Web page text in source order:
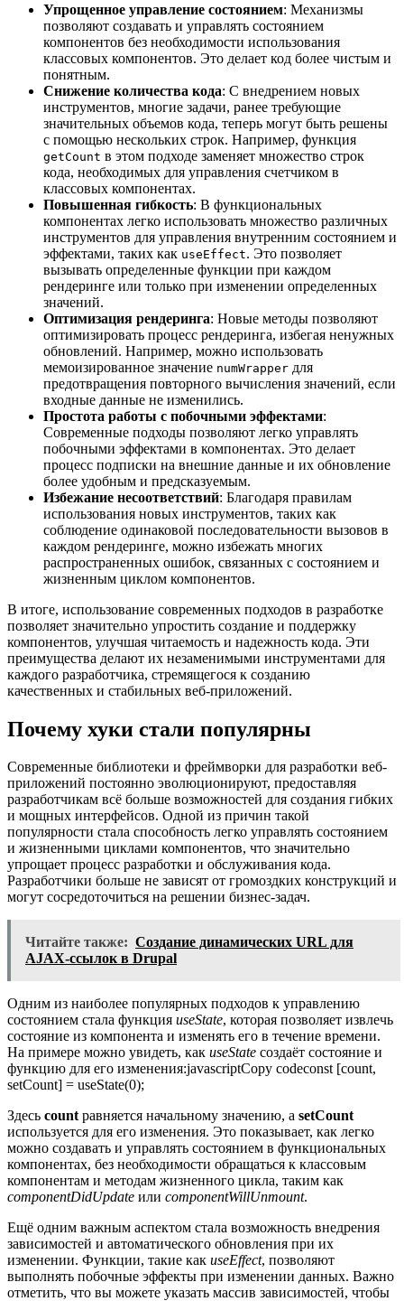
Упрощенное управление состоянием: Механизмы
позволяют создавать и управлять состоянием
компонентов без необходимости использования
классовых компонентов. Это делает код более чистым и
понятным.
Снижение количества кода: С внедрением новых
инструментов, многие задачи, ранее требующие
значительных объемов кода, теперь могут быть решены
с помощью нескольких строк. Например, функция
getCount в этом подходе заменяет множество строк
кода, необходимых для управления счетчиком в
классовых компонентах.
Повышенная гибкость: В функциональных
компонентах легко использовать множество различных
инструментов для управления внутренним состоянием и
эффектами, таких как useEffect. Это позволяет
вызывать определенные функции при каждом
рендеринге или только при изменении определенных
значений.
Оптимизация рендеринга: Новые методы позволяют
оптимизировать процесс рендеринга, избегая ненужных
обновлений. Например, можно использовать
мемоизированное значение numWrapper для
предотвращения повторного вычисления значений, если
входные данные не изменились.
Простота работы с побочными эффектами:
Современные подходы позволяют легко управлять
побочными эффектами в компонентах. Это делает
процесс подписки на внешние данные и их обновление
более удобным и предсказуемым.
Избежание несоответствий: Благодаря правилам
использования новых инструментов, таких как
соблюдение одинаковой последовательности вызовов в
каждом рендеринге, можно избежать многих
распространенных ошибок, связанных с состоянием и
жизненным циклом компонентов.
В итоге, использование современных подходов в разработке
позволяет значительно упростить создание и поддержку
компонентов, улучшая читаемость и надежность кода. Эти
преимущества делают их незаменимыми инструментами для
каждого разработчика, стремящегося к созданию
качественных и стабильных веб-приложений.
Почему хуки стали популярны
Современные библиотеки и фреймворки для разработки веб-
приложений постоянно эволюционируют, предоставляя
разработчикам всё больше возможностей для создания гибких
и мощных интерфейсов. Одной из причин такой
популярности стала способность легко управлять состоянием
и жизненными циклами компонентов, что значительно
упрощает процесс разработки и обслуживания кода.
Разработчики больше не зависят от громоздких конструкций и
могут сосредоточиться на решении бизнес-задач.
Читайте также: Создание динамических URL для
AJAX-ссылок в Drupal
Одним из наиболее популярных подходов к управлению
состоянием стала функция useState, которая позволяет извлечь
состояние из компонента и изменять его в течение времени.
На примере можно увидеть, как useState создаёт состояние и
функцию для его изменения:javascriptCopy codeconst [count,
setCount] = useState(0);
Здесь countравняется начальному значению, а setCount
используется для его изменения. Это показывает, как легко
можно создавать и управлять состоянием в функциональных
компонентах, без необходимости обращаться к классовым
компонентам и методам жизненного цикла, таким как
componentDidUpdate или componentWillUnmount.
Ещё одним важным аспектом стала возможность внедрения
зависимостей и автоматического обновления при их
изменении. Функции, такие как useEffect, позволяют
выполнять побочные эффекты при изменении данных. Важно
отметить, что вы можете указать массив зависимостей, чтобы